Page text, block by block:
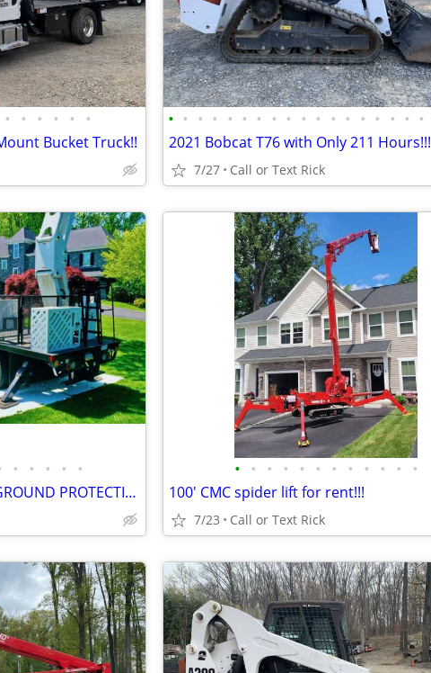
• • • • • •
Bucket Truck!!
• • • • • • • • • • • • • • • • • •
2021 Bobcat T76 with Only 211 Hours!!!
7/27 Call or Text Rick
• • • • •
ARBORMATS - ULTIMATE GROUND PROTECTION #2997
• • • • • • • • • • • •
100' CMC spider lift for rent!!!
7/23 Call or Text Rick